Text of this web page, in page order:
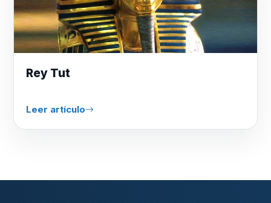
Rey Tut
Leer artículo